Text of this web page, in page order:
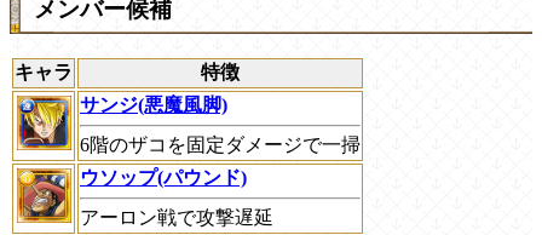
メンバー候補
キャラ
特徴
サンジ(悪魔風脚)
6階のザコを固定ダメージで一掃
ウソップ(パウンド)
アーロン戦で攻撃遅延